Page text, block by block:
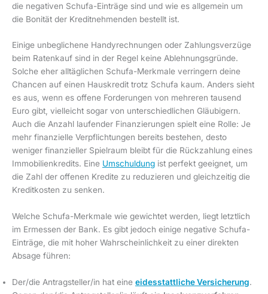
die negativen Schufa-Einträge sind und wie es allgemein um
die Bonität der Kreditnehmenden bestellt ist.
Einige unbeglichene Handyrechnungen oder Zahlungsverzüge
beim Ratenkauf sind in der Regel keine Ablehnungsgründe.
Solche eher alltäglichen Schufa-Merkmale verringern deine
Chancen auf einen Hauskredit trotz Schufa kaum. Anders sieht
es aus, wenn es offene Forderungen von mehreren tausend
Euro gibt, vielleicht sogar von unterschiedlichen Gläubigern.
Auch die Anzahl laufender Finanzierungen spielt eine Rolle: Je
mehr finanzielle Verpflichtungen bereits bestehen, desto
weniger finanzieller Spielraum bleibt für die Rückzahlung eines
Immobilienkredits. Eine Umschuldung ist perfekt geeignet, um
die Zahl der offenen Kredite zu reduzieren und gleichzeitig die
Kreditkosten zu senken.
Welche Schufa-Merkmale wie gewichtet werden, liegt letztlich
im Ermessen der Bank. Es gibt jedoch einige negative Schufa-
Einträge, die mit hoher Wahrscheinlichkeit zu einer direkten
Absage führen:
Der/die Antragsteller/in hat eine eidesstattliche Versicherung.